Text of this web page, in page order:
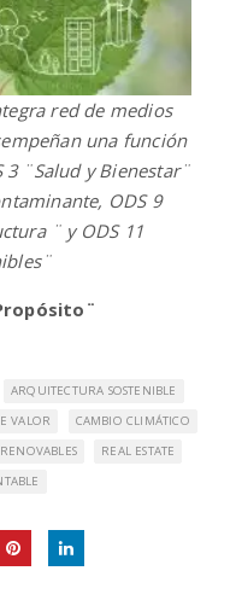
red de medios
una función
¨Salud y Bienestar¨
ODS 9
¨ y ODS 11
ARQUITECTURA SOSTENIBLE
VALOR
CAMBIO CLIMÁTICO
REAL ESTATE